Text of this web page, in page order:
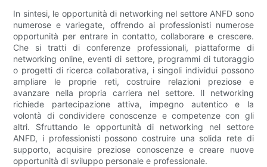
In sintesi, le opportunità di networking nel settore ANFD sono
numerose e variegate, offrendo ai professionisti numerose
opportunità per entrare in contatto, collaborare e crescere.
Che si tratti di conferenze professionali, piattaforme di
networking online, eventi di settore, programmi di tutoraggio
o progetti di ricerca collaborativa, i singoli individui possono
ampliare le proprie reti, costruire relazioni preziose e
avanzare nella propria carriera nel settore. Il networking
richiede partecipazione attiva, impegno autentico e la
volontà di condividere conoscenze e competenze con gli
altri. Sfruttando le opportunità di networking nel settore
ANFD, i professionisti possono costruire una solida rete di
supporto, acquisire preziose conoscenze e creare nuove
opportunità di sviluppo personale e professionale.